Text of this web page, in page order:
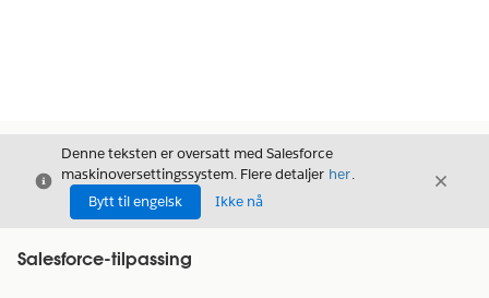
Avslutt
Denne teksten er oversatt med Salesforce
maskinoversettingssystem. Flere detaljer her.
Bytt til engelsk
Ikke nå
Avslutt
Salesforce-tilpassing